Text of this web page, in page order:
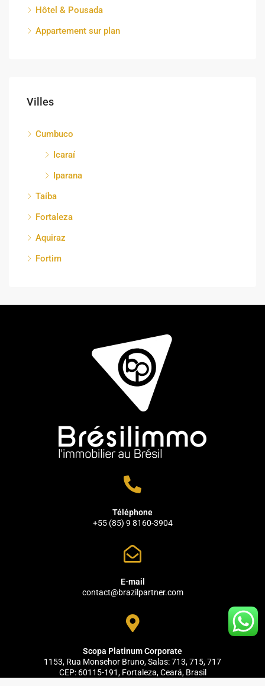
Hôtel & Pousada
Appartement sur plan
Villes
Cumbuco
Icaraí
Iparana
Taíba
Fortaleza
Aquiraz
Fortim
Téléphone
+55 (85) 9 8160-3904
E-mail
contact@brazilpartner.com
Scopa Platinum Corporate
1153, Rua Monsehor Bruno, Salas: 713, 715, 717
CEP: 60115-191, Fortaleza, Ceará, Brasil